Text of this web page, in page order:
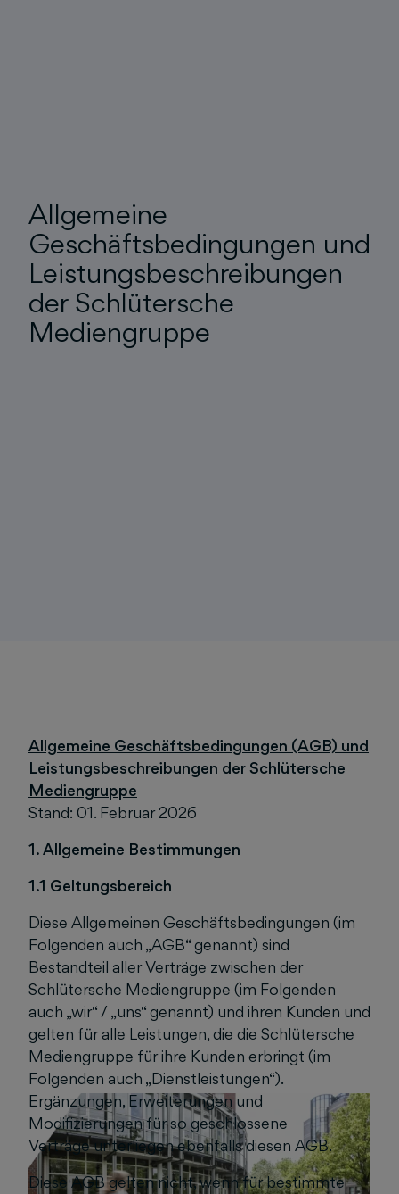
Allgemeine
Geschäftsbedingungen und
Leistungsbeschreibungen
der Schlütersche
Mediengruppe
Allgemeine Geschäftsbedingungen (AGB) und
Leistungsbeschreibungen der Schlütersche
Mediengruppe
Stand: 01. Februar 2026
1. Allgemeine Bestimmungen
1.1 Geltungsbereich
Diese Allgemeinen Geschäftsbedingungen (im
Folgenden auch „AGB“ genannt) sind
Bestandteil aller Verträge zwischen der
Schlütersche Mediengruppe (im Folgenden
auch „wir“ / „uns“ genannt) und ihren Kunden und
gelten für alle Leistungen, die die Schlütersche
Mediengruppe für ihre Kunden erbringt (im
Folgenden auch „Dienstleistungen“).
Ergänzungen, Erweiterungen und
Modifizierungen für so geschlossene
Verträge unterliegen ebenfalls diesen AGB.
Diese AGB gelten nicht, wenn für bestimmte